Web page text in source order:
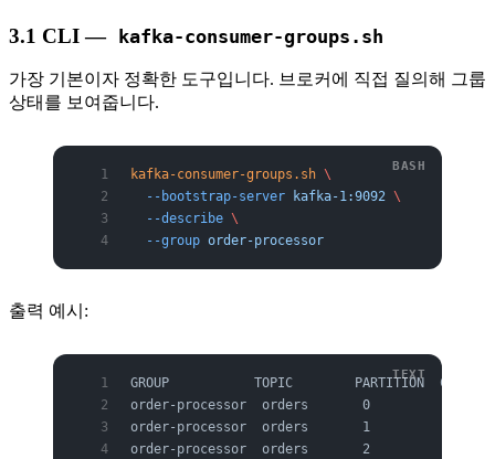
3.1 CLI — kafka-consumer-groups.sh
가장 기본이자 정확한 도구입니다. 브로커에 직접 질의해 그룹
상태를 보여줍니다.
kafka-consumer-groups.sh \
  --bootstrap-server
kafka-1:9092 \
  --describe
\
  --group
order-processor
출력 예시:
GROUP           TOPIC        PARTITION
order-processor  orders       0
order-processor  orders       1
order-processor  orders       2